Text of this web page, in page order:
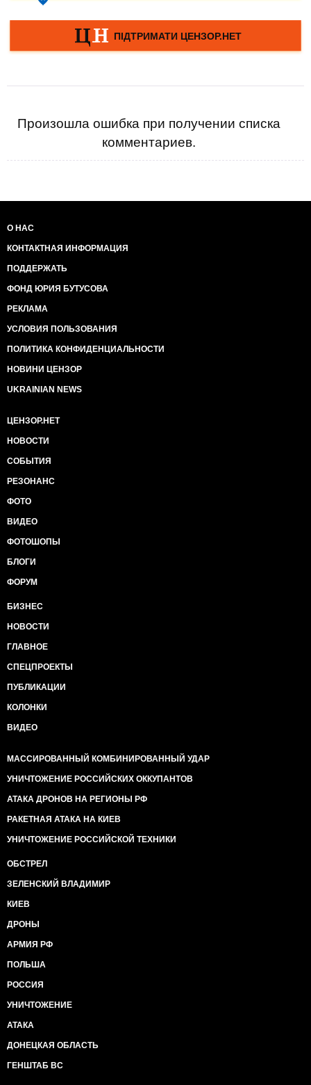
Произошла ошибка при получении списка
комментариев.
О НАС
КОНТАКТНАЯ ИНФОРМАЦИЯ
ПОДДЕРЖАТЬ
ФОНД ЮРИЯ БУТУСОВА
РЕКЛАМА
УСЛОВИЯ ПОЛЬЗОВАНИЯ
ПОЛИТИКА КОНФИДЕНЦИАЛЬНОСТИ
НОВИНИ ЦЕНЗОР
UKRAINIAN NEWS
ЦЕНЗОР.НЕТ
НОВОСТИ
СОБЫТИЯ
РЕЗОНАНС
ФОТО
ВИДЕО
ФОТОШОПЫ
БЛОГИ
ФОРУМ
БИЗНЕС
НОВОСТИ
ГЛАВНОЕ
СПЕЦПРОЕКТЫ
ПУБЛИКАЦИИ
КОЛОНКИ
ВИДЕО
МАССИРОВАННЫЙ КОМБИНИРОВАННЫЙ УДАР
УНИЧТОЖЕНИЕ РОССИЙСКИХ ОККУПАНТОВ
АТАКА ДРОНОВ НА РЕГИОНЫ РФ
РАКЕТНАЯ АТАКА НА КИЕВ
УНИЧТОЖЕНИЕ РОССИЙСКОЙ ТЕХНИКИ
ОБСТРЕЛ
ЗЕЛЕНСКИЙ ВЛАДИМИР
КИЕВ
ДРОНЫ
АРМИЯ РФ
ПОЛЬША
РОССИЯ
УНИЧТОЖЕНИЕ
АТАКА
ДОНЕЦКАЯ ОБЛАСТЬ
ГЕНШТАБ ВС